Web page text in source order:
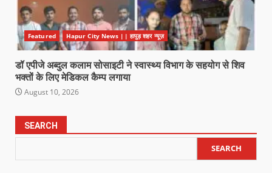
Featured Hapur City News || हापुड़ शहर न्यूज़
डॉ एपीजे अब्दुल कलाम सोसाइटी ने स्वास्थ्य विभाग के सहयोग से शिव
भक्तों के लिए मेडिकल कैम्प लगाया
August 10, 2026
SEARCH
SEARCH